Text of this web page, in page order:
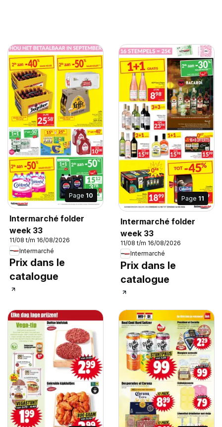
Page 10
Intermarché folder
week 33
11/08 t/m 16/08/2026
Intermarché
Prix dans le
catalogue
Page 11
Intermarché folder
week 33
11/08 t/m 16/08/2026
Intermarché
Prix dans le
catalogue